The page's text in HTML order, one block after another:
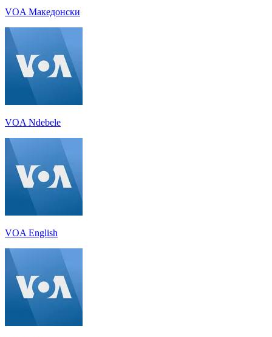
VOA Македонски
VOA Ndebele
VOA English